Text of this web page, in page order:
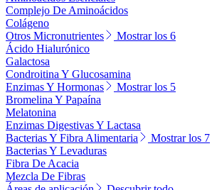
Complejo De Aminoácidos
Colágeno
Otros Micronutrientes
Mostrar los 6
Ácido Hialurónico
Galactosa
Condroitina Y Glucosamina
Enzimas Y Hormonas
Mostrar los 5
Bromelina Y Papaína
Melatonina
Enzimas Digestivas Y Lactasa
Bacterias Y Fibra Alimentaria
Mostrar los 7
Bacterias Y Levaduras
Fibra De Acacia
Mezcla De Fibras